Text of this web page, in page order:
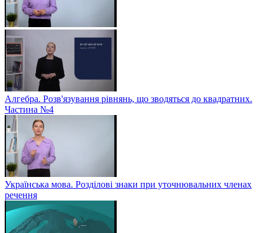
Алгебра. Розв'язування рівнянь, що зводяться до квадратних.
Частина №4
Українська мова. Розділові знаки при уточнювальних членах
речення